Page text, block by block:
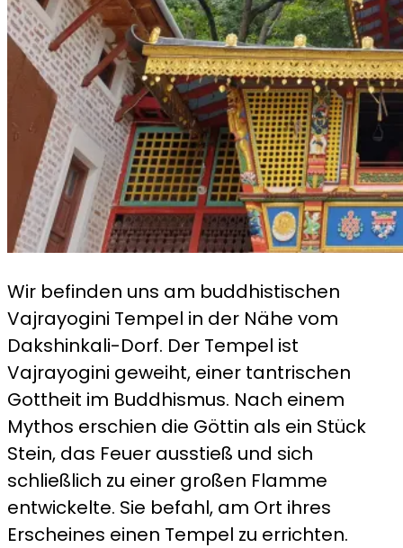
Wir befinden uns am buddhistischen
Vajrayogini Tempel in der Nähe vom
Dakshinkali-Dorf. Der Tempel ist
Vajrayogini geweiht, einer tantrischen
Gottheit im Buddhismus. Nach einem
Mythos erschien die Göttin als ein Stück
Stein, das Feuer ausstieß und sich
schließlich zu einer großen Flamme
entwickelte. Sie befahl, am Ort ihres
Erscheines einen Tempel zu errichten.